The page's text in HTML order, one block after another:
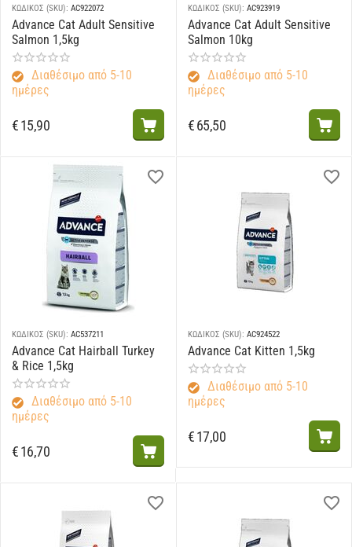
ΚΩΔΙΚΟΣ (SKU): AC922072
Advance Cat Adult Sensitive
Salmon 1,5kg
Διαθέσιμο από 5-10
ημέρες
€15,90
ΚΩΔΙΚΟΣ (SKU): AC923919
Advance Cat Adult Sensitive
Salmon 10kg
Διαθέσιμο από 5-10
ημέρες
€65,50
ΚΩΔΙΚΟΣ (SKU): AC537211
Advance Cat Hairball Turkey
& Rice 1,5kg
Διαθέσιμο από 5-10
ημέρες
€16,70
ΚΩΔΙΚΟΣ (SKU): AC924522
Advance Cat Kitten 1,5kg
Διαθέσιμο από 5-10
ημέρες
€17,00